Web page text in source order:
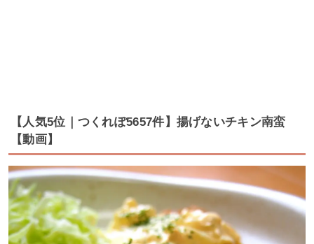
【人気5位｜つくれぽ5657件】揚げないチキン南蛮
【動画】